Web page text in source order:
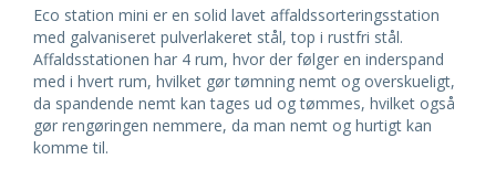
Eco station mini er en solid lavet affaldssorteringsstation
med galvaniseret pulverlakeret stål, top i rustfri stål.
Affaldsstationen har 4 rum, hvor der følger en inderspand
med i hvert rum, hvilket gør tømning nemt og overskueligt,
da spandende nemt kan tages ud og tømmes, hvilket også
gør rengøringen nemmere, da man nemt og hurtigt kan
komme til.